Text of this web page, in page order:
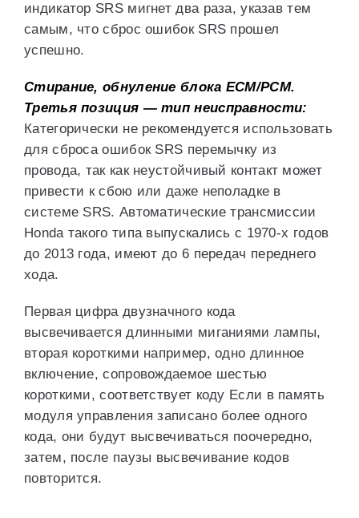
индикатор SRS мигнет два раза, указав тем
самым, что сброс ошибок SRS прошел
успешно.
Стирание, обнуление блока ЕСМ/РСМ.
Третья позиция — тип неисправности:
Категорически не рекомендуется использовать
для сброса ошибок SRS перемычку из
провода, так как неустойчивый контакт может
привести к сбою или даже неполадке в
системе SRS. Автоматические трансмиссии
Honda такого типа выпускались с 1970-х годов
до 2013 года, имеют до 6 передач переднего
хода.
Первая цифра двузначного кода
высвечивается длинными миганиями лампы,
вторая короткими например, одно длинное
включение, сопровождаемое шестью
короткими, соответствует коду Если в память
модуля управления записано более одного
кода, они будут высвечиваться поочередно,
затем, после паузы высвечивание кодов
повторится.